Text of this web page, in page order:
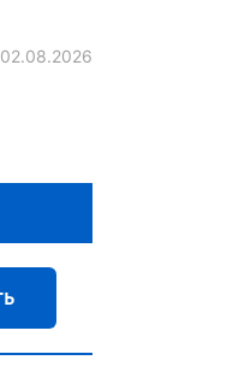
02.08.2026